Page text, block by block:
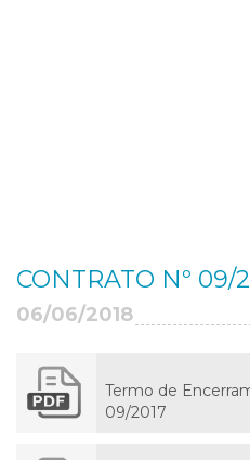
CONTRATO Nº 09/
06/06/2018
Termo de
09/2017